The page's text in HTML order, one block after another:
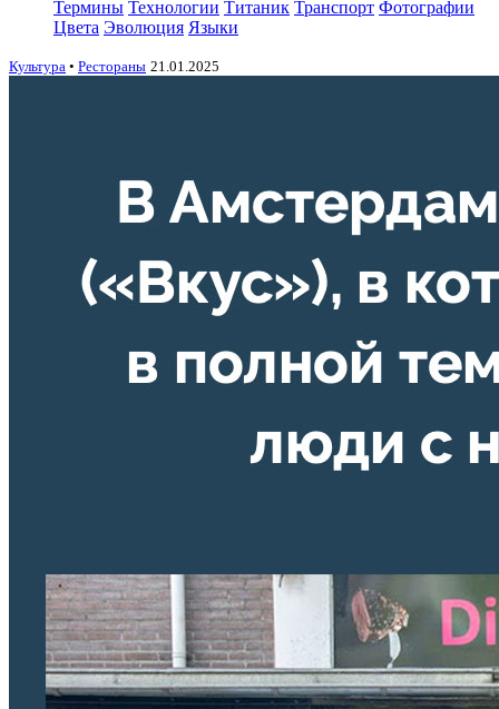
Термины Технологии Титаник Транспорт Фотографии
Цвета Эволюция Языки
Культура • Рестораны 21.01.2025